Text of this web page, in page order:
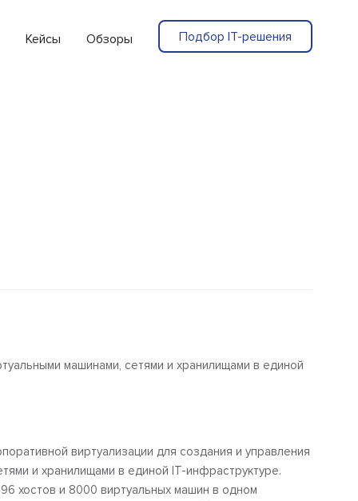
Кейсы Обзоры Подбор IT-решения
машинами, сетями и хранилищами в единой
виртуализации для создания и управления
и хранилищами в единой IT-инфраструктуре.
хостов и 8000 виртуальных машин в одном